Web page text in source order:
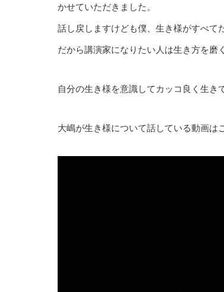
かせていただきました。
話し戻しますけども僕、生き様がすべて
だから講演家になりたい人は生き方を磨
自分の生き様を意識してカッコ良く生き
大嶋が生き様について話している動画は